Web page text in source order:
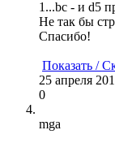
1...bc - и d5
Не так бы
Спасибо!
Показать /
25 апреля
0
mga